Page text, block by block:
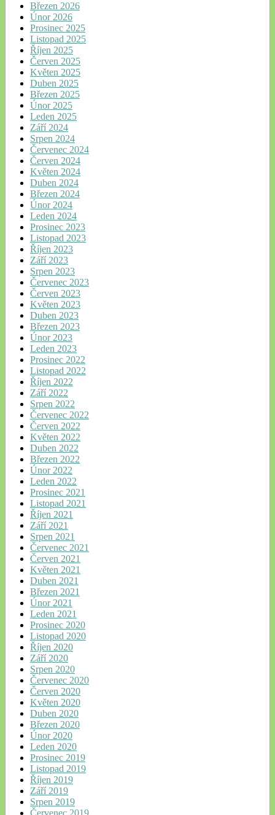
Březen 2026
Únor 2026
Prosinec 2025
Listopad 2025
Říjen 2025
Červen 2025
Květen 2025
Duben 2025
Březen 2025
Únor 2025
Leden 2025
Září 2024
Srpen 2024
Červenec 2024
Červen 2024
Květen 2024
Duben 2024
Březen 2024
Únor 2024
Leden 2024
Prosinec 2023
Listopad 2023
Říjen 2023
Září 2023
Srpen 2023
Červenec 2023
Červen 2023
Květen 2023
Duben 2023
Březen 2023
Únor 2023
Leden 2023
Prosinec 2022
Listopad 2022
Říjen 2022
Září 2022
Srpen 2022
Červenec 2022
Červen 2022
Květen 2022
Duben 2022
Březen 2022
Únor 2022
Leden 2022
Prosinec 2021
Listopad 2021
Říjen 2021
Září 2021
Srpen 2021
Červenec 2021
Červen 2021
Květen 2021
Duben 2021
Březen 2021
Únor 2021
Leden 2021
Prosinec 2020
Listopad 2020
Říjen 2020
Září 2020
Srpen 2020
Červenec 2020
Červen 2020
Květen 2020
Duben 2020
Březen 2020
Únor 2020
Leden 2020
Prosinec 2019
Listopad 2019
Říjen 2019
Září 2019
Srpen 2019
Červenec 2019